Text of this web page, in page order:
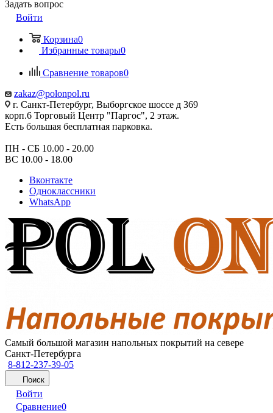
Задать вопрос
Войти
Корзина0
Избранные товары0
Сравнение товаров0
zakaz@polonpol.ru
г. Санкт-Петербург, Выборгское шоссе д 369
корп.6 Торговый Центр "Паргос", 2 этаж.
Есть большая бесплатная парковка.
ПН - СБ 10.00 - 20.00
ВС 10.00 - 18.00
Вконтакте
Одноклассники
WhatsApp
Самый большой магазин напольных покрытий на севере
Санкт-Петербурга
8-812-237-39-05
Поиск
Войти
Сравнение0